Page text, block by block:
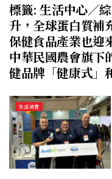
標籤:生活中心／
升，全球蛋白質補
保健食品產業也迎
中華民國農會旗下
健品牌「健康式」
生活消費